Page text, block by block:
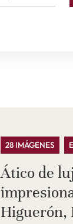
28 IMÁGENES
Ático de
Higuerón,